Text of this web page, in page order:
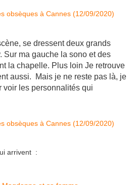
se dressent deux grands
Sur ma gauche la sono et des
la chapelle. Plus loin Je retrouve
aussi. Mais je ne reste pas là, je
voir les personnalités qui
arrivent :